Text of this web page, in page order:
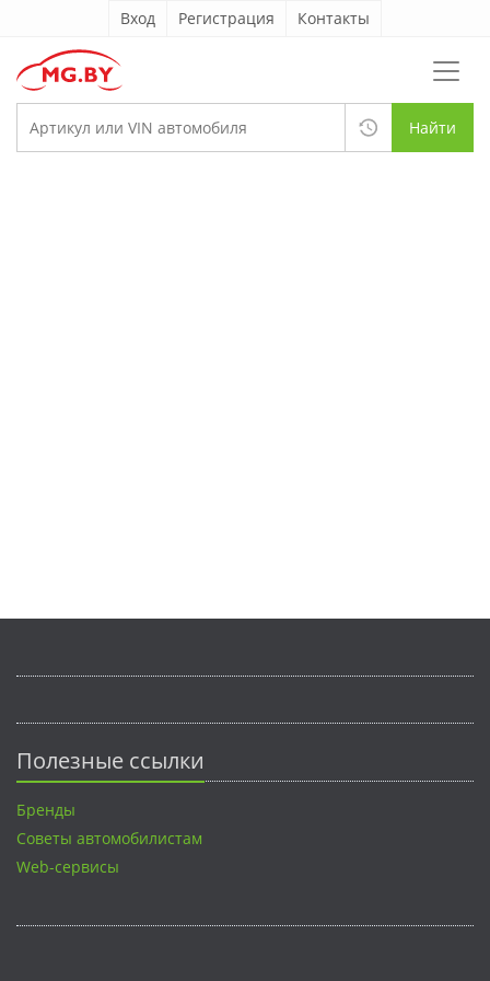
Вход Регистрация Контакты
Найти
Полезные ссылки
Бренды
Советы автомобилистам
Web-сервисы